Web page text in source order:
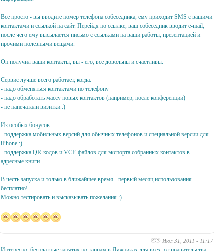
Все просто - вы вводите номер телефона собеседника, ему приходит SMS с вашими
контактами и ссылкой на сайт. Перейдя по ссылке, ваш собеседник вводит e-mail,
после чего ему высылается письмо с ссылками на ваши работы, презентацией и
прочими полезными вещами.
Он получил ваши контакты, вы - его, все довольны и счастливы.
Сервис лучше всего работает, когда:
- надо обменяться контактами по телефону
- надо обработать массу новых контактов (например, после конференции)
- не напечатали визитки :)
Из особых бонусов:
- поддержка мобильных версий для обычных телефонов и специальной версии для
iPhone :)
- поддержка QR-кодов и VCF-файлов для экспорта собранных контактов в
адресные книги
В честь запуска и только в ближайшее время - первый месяц использования
бесплатно!
Можно тестировать и высказывать пожелания :)
Июл 31, 2011 - 11:17